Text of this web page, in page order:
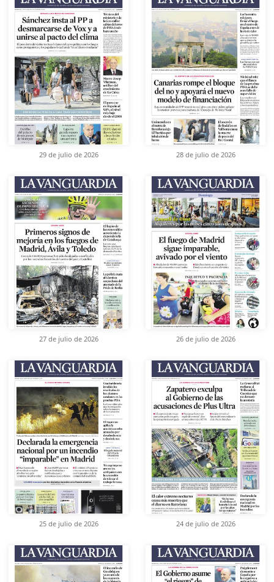
29 de julio de 2026 28 de julio de 2026
27 de julio de 2026 26 de julio de 2026
25 de julio de 2026 24 de julio de 2026